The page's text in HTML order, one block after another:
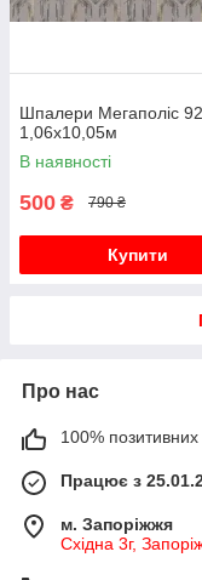
Шпалери Мегаполіс
1,06х10,05м
В наявності
500 ₴ 790 ₴
Купити
Про нас
100% позитивних
Працює з
м. Запоріжжя
Східна 3г,